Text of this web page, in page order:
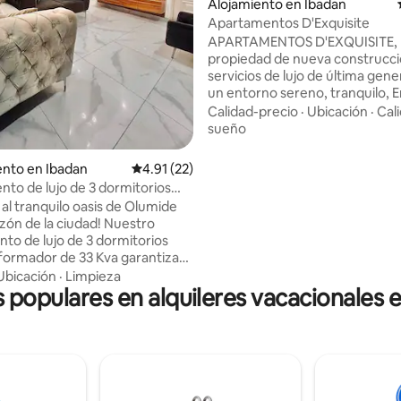
en Ibadan Calificación promedio: 4.91 de 5, 22 reseñas
4.91 (22)
de lujo de 3 dormitorios
especial
al tranquilo oasis de Olumide
de la ciudad! Nuestro
de lujo de 3 dormitorios
de 33 Kva garantiza
eléctrico ininterrumpido.
estilo con nuestros lujosos
king y dos tamaño
televisores inteligentes de
· Limpieza
Alojamiento en Ibadan
Apartamentos D'Exquisite
APARTAMENTOS D'EXQUISITE,
propiedad de nueva
servicios de lujo de última
un entorno sereno, tranquilo,
único y apto para familias,
lugares de interés, centros
sitio para servicios de limpieza
Calidad-precio · Ubicación ·
sueño
populares en alquileres vacacionales